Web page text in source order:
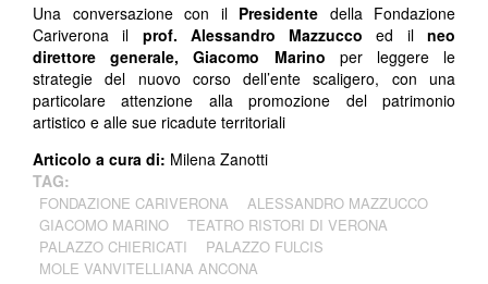
Una conversazione con il Presidente della Fondazione
Cariverona il prof. Alessandro Mazzuccoed ilneo
direttore generale, Giacomo Marino per leggere le
strategie del nuovo corso dell’ente scaligero, con una
particolare attenzione alla promozione del patrimonio
artistico e alle sue ricadute territoriali
Articolo a cura di: Milena Zanotti
TAG:
FONDAZIONE CARIVERONA
ALESSANDRO MAZZUCCO
GIACOMO MARINO
TEATRO RISTORI DI VERONA
PALAZZO CHIERICATI
PALAZZO FULCIS
MOLE VANVITELLIANA ANCONA